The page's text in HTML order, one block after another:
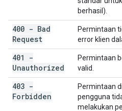
berhasil).
400 - Bad
Request
Permintaan
error klien
401 -
Unauthorized
Permintaan
valid.
403 -
Forbidden
Permintaan
pengguna
melakukan